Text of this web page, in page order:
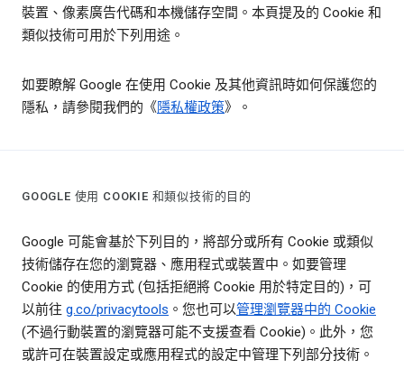
裝置、像素廣告代碼和本機儲存空間。本頁提及的 Cookie 和
類似技術可用於下列用途。
如要瞭解 Google 在使用 Cookie 及其他資訊時如何保護您的
隱私，請參閱我們的《隱私權政策》。
GOOGLE 使用 COOKIE 和類似技術的目的
Google 可能會基於下列目的，將部分或所有 Cookie 或類似
技術儲存在您的瀏覽器、應用程式或裝置中。如要管理
Cookie 的使用方式 (包括拒絕將 Cookie 用於特定目的)，可
以前往 g.co/privacytools 。您也可以管理瀏覽器中的 Cookie
(不過行動裝置的瀏覽器可能不支援查看 Cookie)。此外，您
或許可在裝置設定或應用程式的設定中管理下列部分技術。